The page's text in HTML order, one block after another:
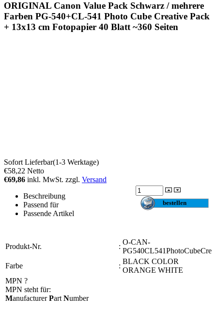
ORIGINAL Canon Value Pack Schwarz / mehrere
Farben PG-540+CL-541 Photo Cube Creative Pack
+ 13x13 cm Fotopapier 40 Blatt ~360 Seiten
Sofort Lieferbar(1-3 Werktage)
€58,22 Netto
€69,86 inkl. MwSt. zzgl. Versand
Beschreibung
Passend für
Passende Artikel
Produkt-Nr. :
O-CAN-
PG540CL541PhotoCubeCre
Farbe
:
BLACK COLOR
ORANGE WHITE
MPN ?
MPN steht für:
ManufacturerPart Number